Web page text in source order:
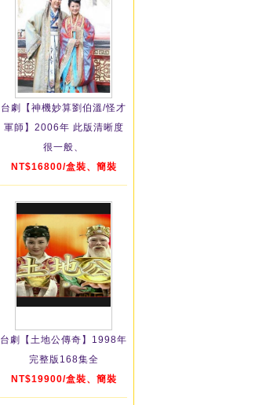
台劇【神機妙算劉伯溫/怪才
軍師】2006年 此版清晰度
很一般、
NT$16800/盒裝、簡裝
台劇【土地公傳奇】1998年
完整版168集全
NT$19900/盒裝、簡裝